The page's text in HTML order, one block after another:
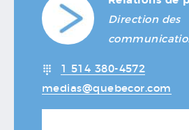
Direction des
1 514 380-4572
medias@quebecor.com